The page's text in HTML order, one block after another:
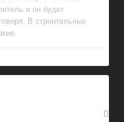
и он будет
В строительных